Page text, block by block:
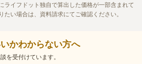
ライフドット独自で算出した価格が一部含まれて
たい場合は、資料請求にてご確認ください。
かわからない方へ
を受付けています。